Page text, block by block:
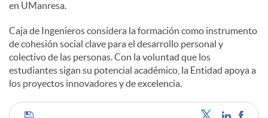
en UManresa.
Caja de Ingenieros considera la formación como instrumento
de cohesión social clave para el desarrollo personal y
colectivo de las personas. Con la voluntad que los
estudiantes sigan su potencial académico, la Entidad apoya a
los proyectos innovadores y de excelencia.